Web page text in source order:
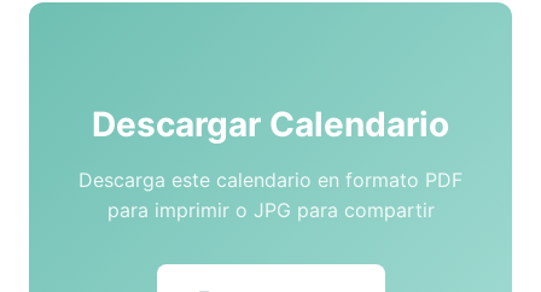
Descargar Calendario
Descarga este calendario en formato PDF
para imprimir o JPG para compartir